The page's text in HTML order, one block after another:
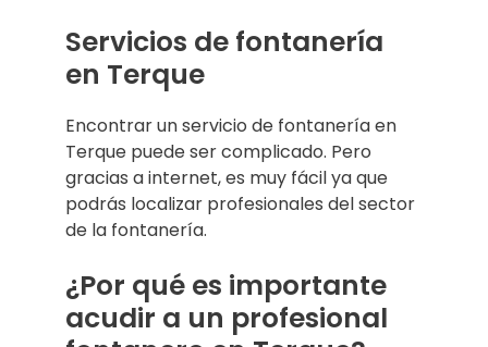
Servicios de fontanería
en Terque
Encontrar un servicio de fontanería en
Terque puede ser complicado. Pero
gracias a internet, es muy fácil ya que
podrás localizar profesionales del sector
de la fontanería.
¿Por qué es importante
acudir a un profesional